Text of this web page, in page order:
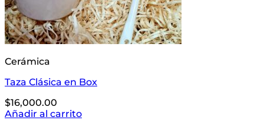
Cerámica
Taza Clásica en Box
$16,000.00
Añadir al carrito